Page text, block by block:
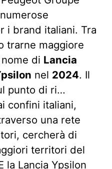
i brand italiani. Tra
trarne maggiore
di Lancia
nel 2024. Il
punto di ri…
confini italiani,
una rete
cercherà di
territori del
la Lancia Ypsilon